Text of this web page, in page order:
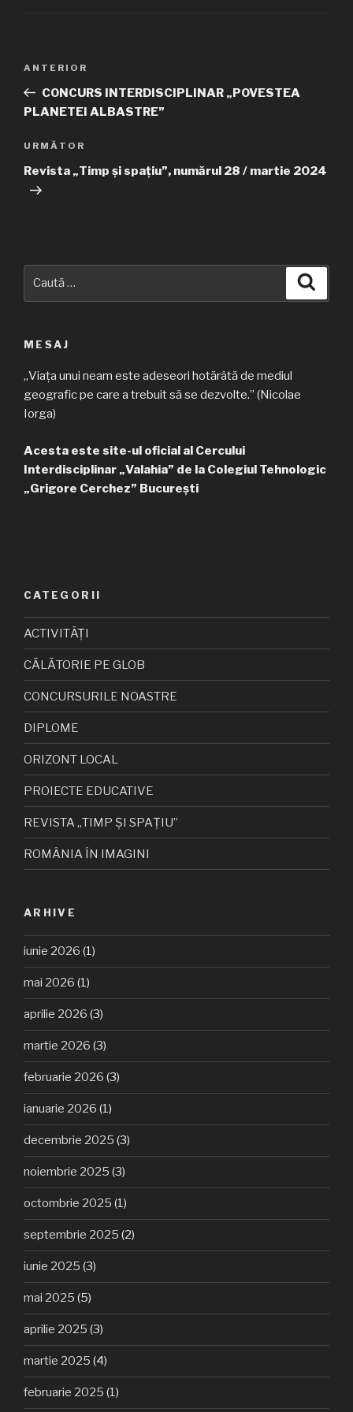
articole
Articolul
anterior
ANTERIOR
CONCURS INTERDISCIPLINAR „POVESTEA
PLANETEI ALBASTRE”
Articolul
următor
URMĂTOR
Revista „Timp și spațiu”, numărul 28 / martie 2024
MESAJ
„Viața unui neam este adeseori hotărâtă de mediul
geografic pe care a trebuit să se dezvolte.” (Nicolae
Iorga)
Acesta este site-ul oficial al Cercului
Interdisciplinar „Valahia” de la Colegiul Tehnologic
„Grigore Cerchez” București
CATEGORII
ACTIVITĂȚI
CĂLĂTORIE PE GLOB
CONCURSURILE NOASTRE
DIPLOME
ORIZONT LOCAL
PROIECTE EDUCATIVE
REVISTA „TIMP ȘI SPAȚIU”
ROMÂNIA ÎN IMAGINI
ARHIVE
iunie 2026 (1)
mai 2026 (1)
aprilie 2026 (3)
martie 2026 (3)
februarie 2026 (3)
ianuarie 2026 (1)
decembrie 2025 (3)
noiembrie 2025 (3)
octombrie 2025 (1)
septembrie 2025 (2)
iunie 2025 (3)
mai 2025 (5)
aprilie 2025 (3)
martie 2025 (4)
februarie 2025 (1)